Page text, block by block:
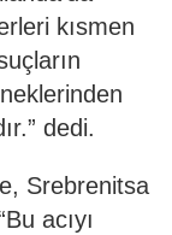
kısmen
dedi.
Srebrenitsa
acıyı